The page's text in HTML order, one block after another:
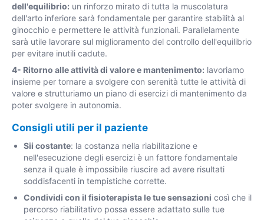
dell'equilibrio: un rinforzo mirato di tutta la muscolatura
dell'arto inferiore sarà fondamentale per garantire stabilità al
ginocchio e permettere le attività funzionali. Parallelamente
sarà utile lavorare sul miglioramento del controllo dell'equilibrio
per evitare inutili cadute.
4- Ritorno alle attività di valore e mantenimento: lavoriamo
insieme per tornare a svolgere con serenità tutte le attività di
valore e strutturiamo un piano di esercizi di mantenimento da
poter svolgere in autonomia.
Consigli utili per il paziente
Sii costante: la costanza nella riabilitazione e
nell'esecuzione degli esercizi è un fattore fondamentale
senza il quale è impossibile riuscire ad avere risultati
soddisfacenti in tempistiche corrette.
Condividi con il fisioterapista le tue sensazioni così che il
percorso riabilitativo possa essere adattato sulle tue